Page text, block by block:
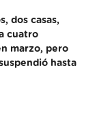
dos casas,
cuatro
marzo, pero
hasta